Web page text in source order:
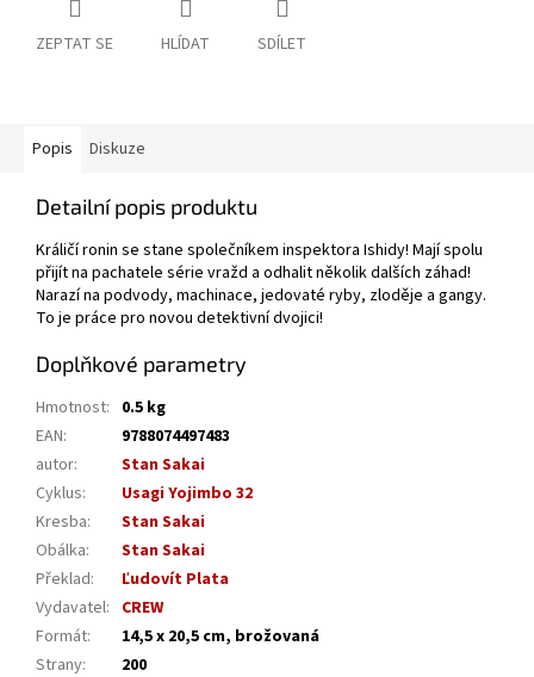
ZEPTAT SE HLÍDAT SDÍLET
Popis Diskuze
Detailní popis produktu
Králičí ronin se stane společníkem inspektora Ishidy! Mají spolu
přijít na pachatele série vražd a odhalit několik dalších záhad!
Narazí na podvody, machinace, jedovaté ryby, zloděje a gangy.
To je práce pro novou detektivní dvojici!
Doplňkové parametry
Hmotnost: 0.5 kg
EAN:
9788074497483
autor:
Stan Sakai
Cyklus:
Usagi Yojimbo 32
Kresba:
Stan Sakai
Obálka:
Stan Sakai
Překlad:
Ľudovít Plata
Vydavatel: CREW
Formát:
14,5 x 20,5 cm, brožovaná
Strany:
200